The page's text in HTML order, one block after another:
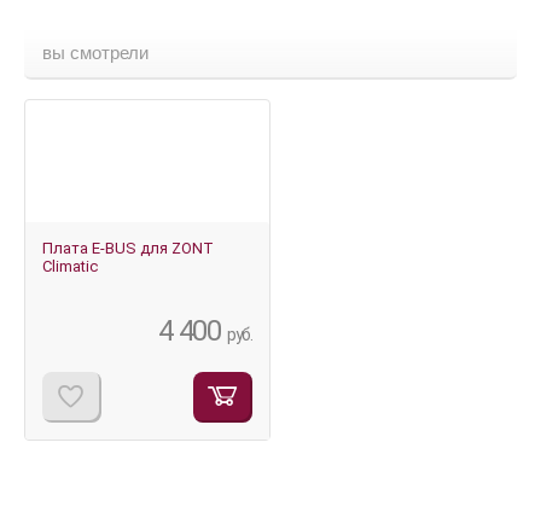
вы смотрели
Плата E-BUS для ZONT
Climatic
4 400 руб.